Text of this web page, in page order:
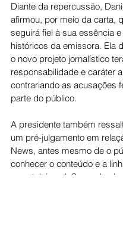
Diante da repercussão,
afirmou, por meio da carta,
seguirá fiel à sua essência
históricos da emissora. Ela
o novo projeto jornalístico
responsabilidade e caráter
contrariando as acusações
parte do público.
A presidente também
um pré-julgamento em
News, antes mesmo de o
conhecer o conteúdo e a
novo telejornal. Segundo